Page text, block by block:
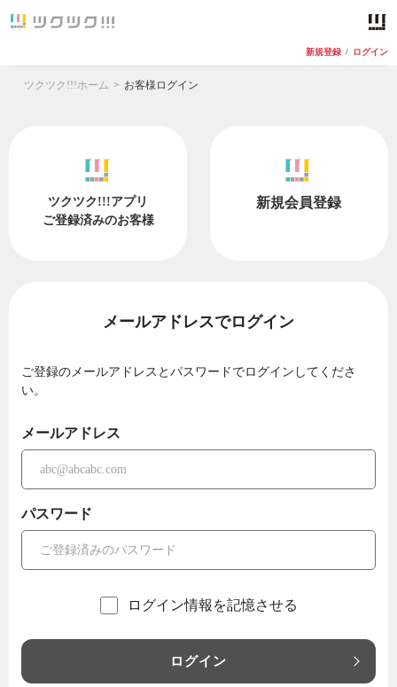
新規登録 / ログイン
ツクツク!!!ホーム お客様ログイン
ツクツク!!!アプリ
ご登録済みのお客様
新規会員登録
メールアドレスでログイン
ご登録のメールアドレスとパスワードでログインしてくださ
い。
メールアドレス
パスワード
ログイン情報を記憶させる
ログイン